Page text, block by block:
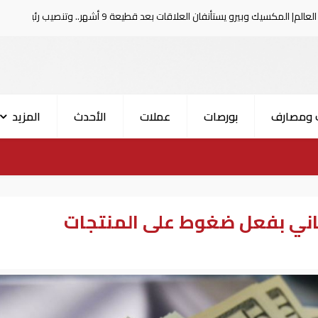
بعد قطيعة 9 أشهر.. وتنصيب رئيسا جديدا لكولومبيا
ومصارف بورصات عملات الأحدث المزيد
بفعل ضغوط على المنتجات